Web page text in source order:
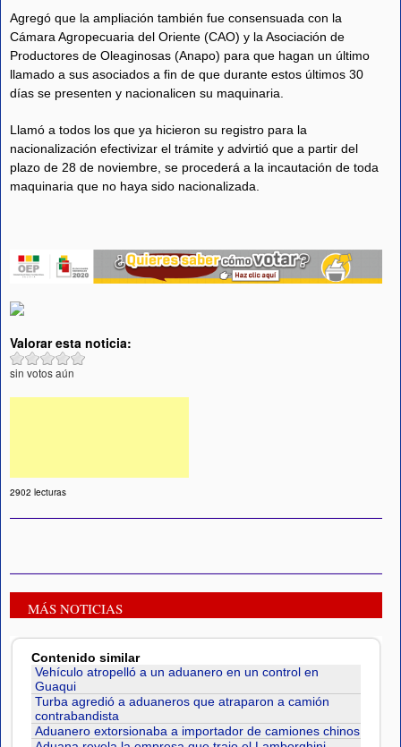
Agregó que la ampliación también fue consensuada con la
Cámara Agropecuaria del Oriente (CAO) y la Asociación de
Productores de Oleaginosas (Anapo) para que hagan un último
llamado a sus asociados a fin de que durante estos últimos 30
días se presenten y nacionalicen su maquinaria.
Llamó a todos los que ya hicieron su registro para la
nacionalización efectivizar el trámite y advirtió que a partir del
plazo de 28 de noviembre, se procederá a la incautación de toda
maquinaria que no haya sido nacionalizada.
Valorar esta noticia:
sin votos aún
2902 lecturas
MÁS NOTICIAS
Contenido similar
Vehículo atropelló a un aduanero en un control en
Guaqui
Turba agredió a aduaneros que atraparon a camión
contrabandista
Aduanero extorsionaba a importador de camiones chinos